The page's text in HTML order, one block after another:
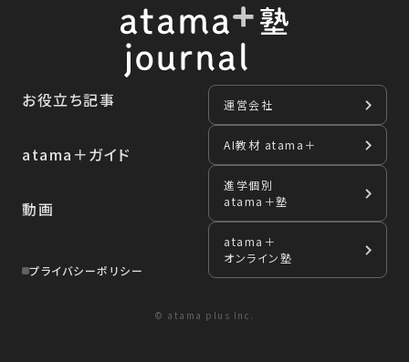
お役立ち記事
atama＋ガイド
動画
プライバシーポリシー
運営会社
AI教材 atama＋
進学個別
atama＋塾
atama＋
オンライン塾
© atama plus Inc.